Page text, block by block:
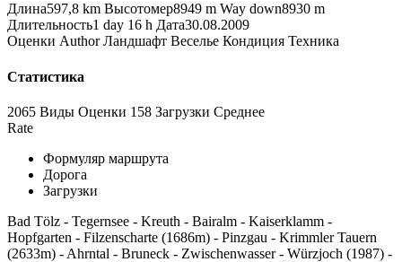
Длина597,8 km Высотомер8949 m Way down8930 m
Длительность1 day 16 h Дата30.08.2009
Оценки Author Ландшафт Веселье Кондиция Техника
Статистика
2065 Виды Оценки 158 Загрузки Среднее
Rate
Формуляр маршрута
Дорога
Загрузки
Bad Tölz - Tegernsee - Kreuth - Bairalm - Kaiserklamm -
Hopfgarten - Filzenscharte (1686m) - Pinzgau - Krimmler Tauern
(2633m) - Ahrntal - Bruneck - Zwischenwasser - Würzjoch (1987) -